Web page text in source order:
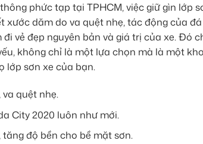
phức tạp tại TPHCM, việc giữ gìn lớp
dăm do va quệt nhẹ, tác động của
vẻ đẹp nguyên bản và giá trị của xe. Đó
không chỉ là một lựa chọn mà là một
lớp sơn xe của bạn.
quệt nhẹ.
City 2020 luôn như mới.
độ bền cho bề mặt sơn.